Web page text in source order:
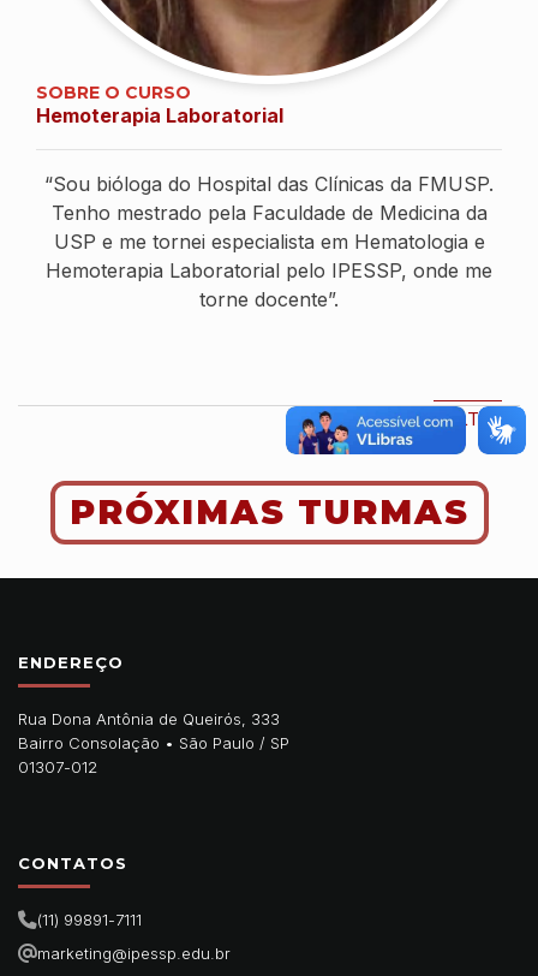
SOBRE O CURSO
Hemoterapia Laboratorial
“Sou bióloga do Hospital das Clínicas da FMUSP.
Tenho mestrado pela Faculdade de Medicina da
USP e me tornei especialista em Hematologia e
Hemoterapia Laboratorial pelo IPESSP, onde me
torne docente”.
VOLTAR
PRÓXIMAS TURMAS
ENDEREÇO
Rua Dona Antônia de Queirós, 333
Bairro Consolação • São Paulo / SP
01307-012
CONTATOS
(11) 99891-7111
marketing@ipessp.edu.br